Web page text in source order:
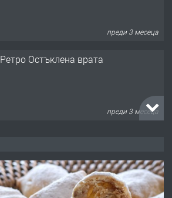
преди 3 месеца
Ретро Остъклена врата
преди 3 месеца
преди 10 месеца